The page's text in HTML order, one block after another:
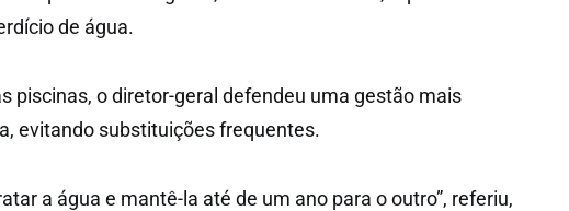
de água.
piscinas, o diretor-geral defendeu uma gestão mais
evitando substituições frequentes.
a água e mantê-la até de um ano para o outro”, referiu,